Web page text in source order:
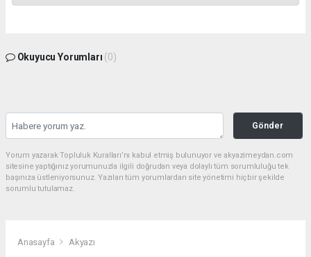
Okuyucu Yorumları (0)
Gönder
Yorum yazarak Topluluk Kuralları’nı kabul etmiş bulunuyor ve akyazimeydan.com
sitesine yaptığınız yorumunuzla ilgili doğrudan veya dolaylı tüm sorumluluğu tek
başınıza üstleniyorsunuz. Yazılan tüm yorumlardan site yönetimi hiçbir şekilde
sorumlu tutulamaz.
Anasayfa Akyazı